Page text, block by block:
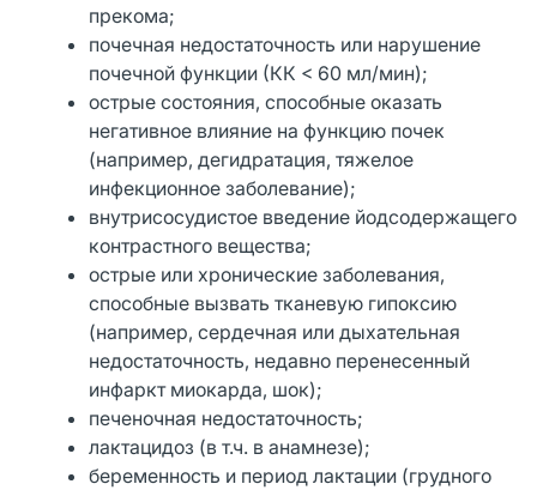
прекома;
почечная недостаточность или нарушение
почечной функции (КК < 60 мл/мин);
острые состояния, способные оказать
негативное влияние на функцию почек
(например, дегидратация, тяжелое
инфекционное заболевание);
внутрисосудистое введение йодсодержащего
контрастного вещества;
острые или хронические заболевания,
способные вызвать тканевую гипоксию
(например, сердечная или дыхательная
недостаточность, недавно перенесенный
инфаркт миокарда, шок);
печеночная недостаточность;
лактацидоз (в т.ч. в анамнезе);
беременность и период лактации (грудного